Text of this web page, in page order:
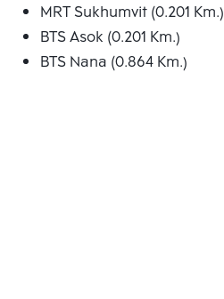
MRT Sukhumvit (0.201 Km.)
BTS Asok (0.201 Km.)
BTS Nana (0.864 Km.)